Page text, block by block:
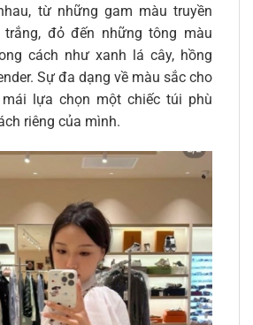
từ những gam màu truyền
đỏ đến những tông màu
cách như xanh lá cây, hồng
Sự đa dạng về màu sắc cho
lựa chọn một chiếc túi phù
riêng của mình.